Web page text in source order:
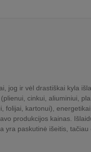
ir vėl drastiškai kyla
cinkui, aliuminiui,
folijai, kartonui),
produkcijos kainas.
yra paskutinė išeitis,